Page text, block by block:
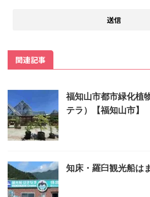
関連記事
福知山市都市緑化植
テラ）【福知山市】
知床・羅臼観光船は